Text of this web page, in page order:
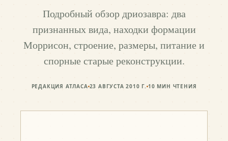
Подробный обзор дриозавра: два
признанных вида, находки формации
Моррисон, строение, размеры, питание и
спорные старые реконструкции.
РЕДАКЦИЯ АТЛАСА 23 АВГУСТА 2010 Г. 10 МИН ЧТЕНИЯ